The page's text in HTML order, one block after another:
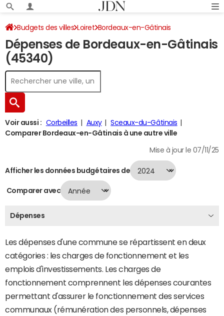
Budgets des villes Loiret Bordeaux-en-Gâtinais
Dépenses 2024
Dépenses de Bordeaux-en-Gâtinais
(45340)
Voir aussi : Corbeilles Auxy
Sceaux-du-Gâtinais
Comparer Bordeaux-en-Gâtinais à une autre ville
Mise à jour le 07/11/25
Afficher les données budgétaires de
Comparer avec
Dépenses
Les dépenses d'une commune se répartissent en deux
catégories : les charges de fonctionnement et les
emplois d'investissements. Les charges de
fonctionnement comprennent les dépenses courantes
permettant d'assurer le fonctionnement des services
communaux (rémunération des personnels, dépenses